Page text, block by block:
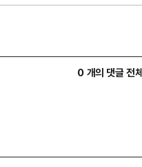
0 개의 댓글 전